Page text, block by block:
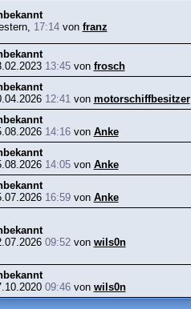
17:14von franz
13:45von frosch
12:41von motorschiffbesitzer
14:16von Anke
14:05von Anke
16:59von Anke
09:52von wils0n
09:46von wils0n